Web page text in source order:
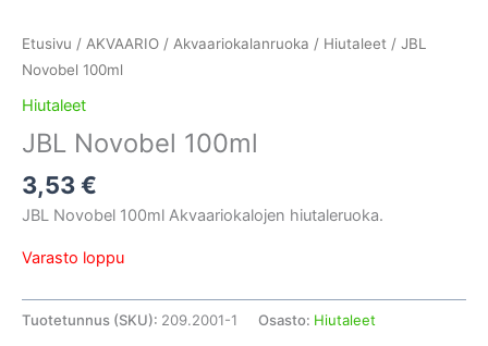
Etusivu / AKVAARIO / Akvaariokalanruoka / Hiutaleet / JBL
Novobel 100ml
Hiutaleet
JBL Novobel 100ml
3,53€
JBL Novobel 100ml Akvaariokalojen hiutaleruoka.
Varasto loppu
Tuotetunnus (SKU): 209.2001-1 Osasto: Hiutaleet